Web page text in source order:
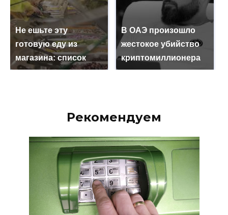
Не ешьте эту
готовую еду из
магазина: список
В ОАЭ произошло
жестокое убийство
криптомиллионера
Рекомендуем